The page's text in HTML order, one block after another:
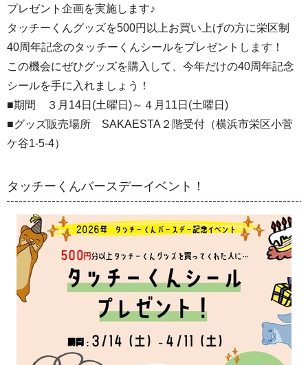
プレゼント企画を実施します♪
タッチーくんグッズを500円以上お買い上げの方に栄区制
40周年記念のタッチーくんシールをプレゼントします！
この機会にぜひグッズを購入して、今年だけの40周年記念
シールを手に入れましょう！
■期間 ３月14日(土曜日)～４月11日(土曜日)
■グッズ販売場所 SAKAESTA２階受付（横浜市栄区小菅
ケ谷1-5-4）
タッチーくんバースデーイベント！